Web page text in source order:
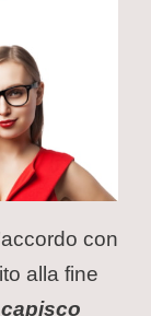
con
alla fine